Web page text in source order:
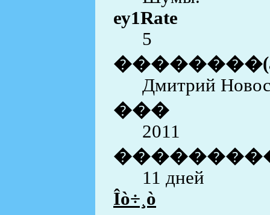
еу1Rate
5
Дмитрий
���
2011
11 дней
Îò÷¸ò